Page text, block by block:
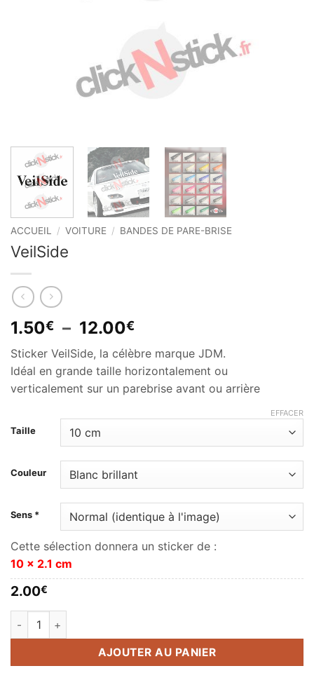
ACCUEIL / VOITURE / BANDES DE PARE-BRISE
VeilSide
1.50€ – 12.00€Plage
prix :
1.50€
à
Sticker VeilSide, la célèbre marque JDM.
Idéal en grande taille horizontalement ou
verticalement sur un parebrise avant ou arrière
Taille
Couleur
Sens *
EFFACER
Cette sélection donnera un sticker de :
10 x 2.1 cm
2.00€
quantité de VeilSide
AJOUTER AU PANIER